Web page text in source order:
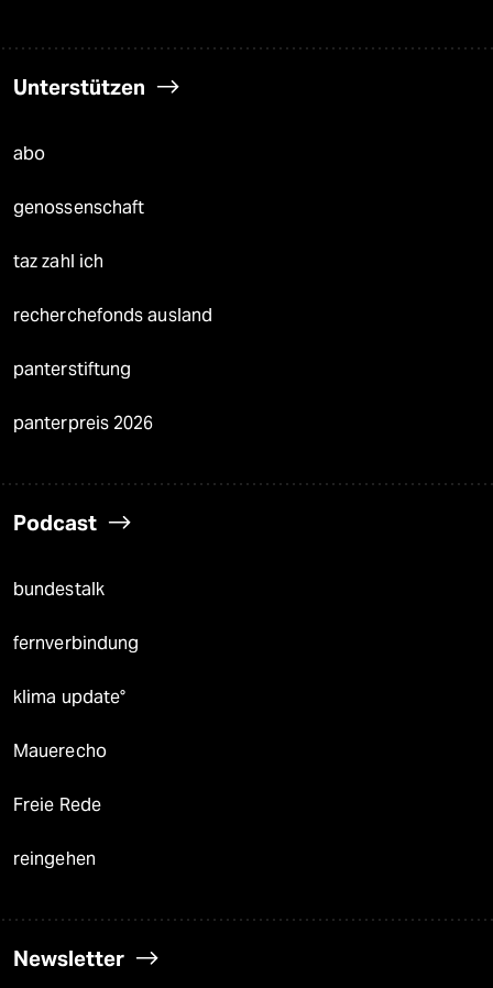
Unterstützen
abo
genossenschaft
taz zahl ich
recherchefonds ausland
panterstiftung
panterpreis 2026
Podcast
bundestalk
fernverbindung
klima update°
Mauerecho
Freie Rede
reingehen
Newsletter